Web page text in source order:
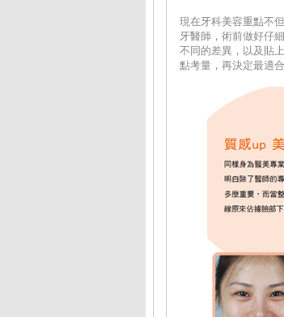
現在牙科美容重點不
牙醫師，術前做好仔
不同的差異，以及貼
點考量，再決定最適